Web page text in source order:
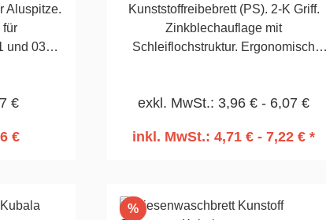
Aluspitze.
für
0332.
€
€
Kunststoffreibebrett (PS). 2-K Griff.
Zinkblechauflage mit
Schleiflochstruktur. Ergonomisch
während der
380mm
exkl. MwSt.: 3,96 € - 6,07 €
inkl. MwSt.: 4,71 € - 7,22 € *
%Rabatt